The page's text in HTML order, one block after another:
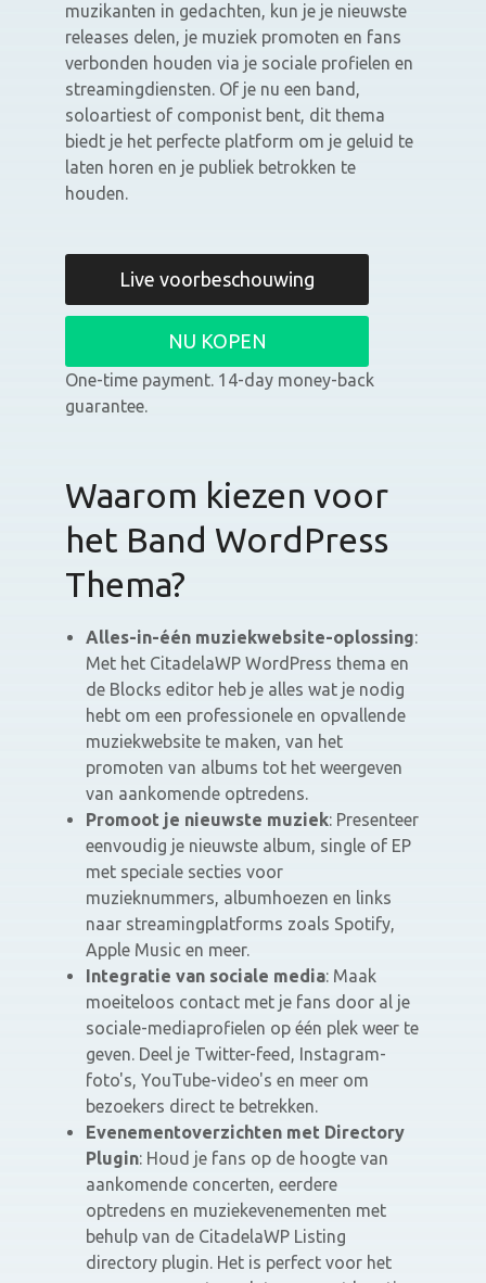
muzikanten in gedachten, kun je je nieuwste
releases delen, je muziek promoten en fans
verbonden houden via je sociale profielen en
streamingdiensten. Of je nu een band,
soloartiest of componist bent, dit thema
biedt je het perfecte platform om je geluid te
laten horen en je publiek betrokken te
houden.
Live voorbeschouwing
NU KOPEN
One-time payment. 14-day money-back
guarantee.
Waarom kiezen voor
het Band WordPress
Thema?
Alles-in-één muziekwebsite-oplossing:
Met het CitadelaWP WordPress thema en
de Blocks editor heb je alles wat je nodig
hebt om een professionele en opvallende
muziekwebsite te maken, van het
promoten van albums tot het weergeven
van aankomende optredens.
Promoot je nieuwste muziek: Presenteer
eenvoudig je nieuwste album, single of EP
met speciale secties voor
muzieknummers, albumhoezen en links
naar streamingplatforms zoals Spotify,
Apple Music en meer.
Integratie van sociale media: Maak
moeiteloos contact met je fans door al je
sociale-mediaprofielen op één plek weer te
geven. Deel je Twitter-feed, Instagram-
foto's, YouTube-video's en meer om
bezoekers direct te betrekken.
Evenementoverzichten met Directory
Plugin: Houd je fans op de hoogte van
aankomende concerten, eerdere
optredens en muziekevenementen met
behulp van de CitadelaWP Listing
directory plugin. Het is perfect voor het